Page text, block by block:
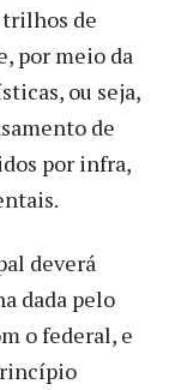
de
por meio da
ou seja,
de
por infra,
deverá
dada pelo
o federal, e